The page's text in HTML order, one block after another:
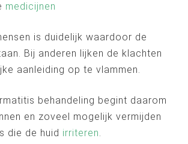
medicijnen
is duidelijk waardoor de
Bij anderen lijken de klachten
aanleiding op te vlammen.
behandeling begint daarom
en zoveel mogelijk vermijden
die de huid irriteren.